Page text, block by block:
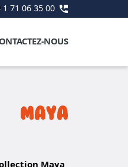
71 06 35 00
NOUS
Maya